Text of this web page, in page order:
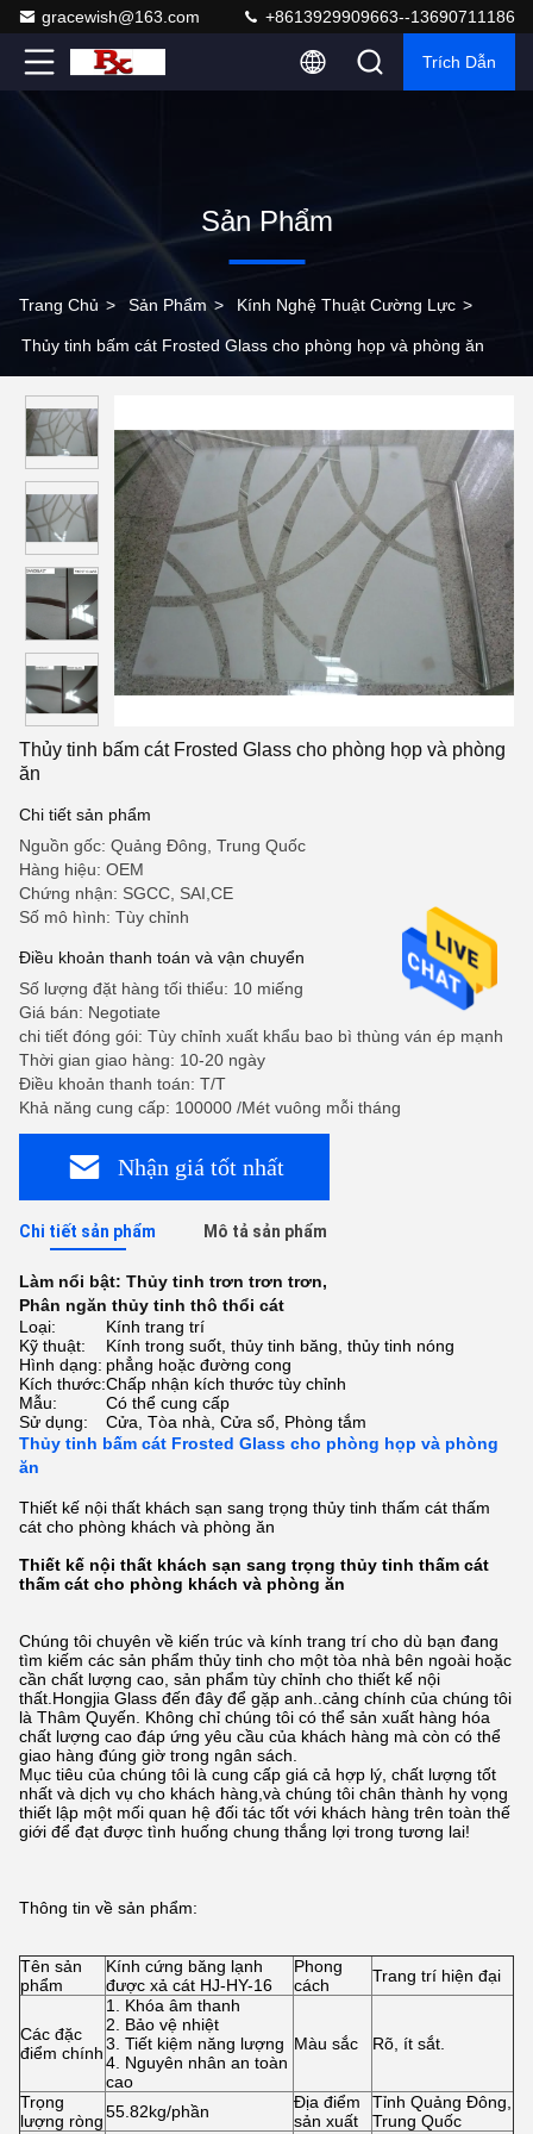
gracewish@163.com +8613929909663--13690711186
Trích Dẫn
Sản Phẩm
Trang Chủ > Sản Phẩm > Kính Nghệ Thuật Cường Lực >
Thủy tinh bấm cát Frosted Glass cho phòng họp và phòng ăn
Thủy tinh bấm cát Frosted Glass cho phòng họp và phòng
ăn
Chi tiết sản phẩm
Nguồn gốc: Quảng Đông, Trung Quốc
Hàng hiệu: OEM
Chứng nhận: SGCC, SAI,CE
Số mô hình: Tùy chỉnh
Điều khoản thanh toán và vận chuyển
Số lượng đặt hàng tối thiểu: 10 miếng
Giá bán: Negotiate
chi tiết đóng gói: Tùy chỉnh xuất khẩu bao bì thùng ván ép mạnh
Thời gian giao hàng: 10-20 ngày
Điều khoản thanh toán: T/T
Khả năng cung cấp: 100000 /Mét vuông mỗi tháng
Nhận giá tốt nhất
Chi tiết sản phẩm Mô tả sản phẩm
Làm nổi bật: Thủy tinh trơn trơn trơn,
Phân ngăn thủy tinh thô thổi cát
Loại:
Kính trang trí
Kỹ thuật:
Kính trong suốt, thủy tinh băng, thủy tinh nóng
Hình dạng: phẳng hoặc đường cong
Kích thước:Chấp nhận kích thước tùy chỉnh
Mẫu:
Có thể cung cấp
Sử dụng:
Cửa, Tòa nhà, Cửa sổ, Phòng tắm
Thủy tinh bấm cát Frosted Glass cho phòng họp và phòng
ăn
Thiết kế nội thất khách sạn sang trọng thủy tinh thấm cát thấm
cát cho phòng khách và phòng ăn
Thiết kế nội thất khách sạn sang trọng thủy tinh thấm cát
thấm cát cho phòng khách và phòng ăn
Chúng tôi chuyên về kiến trúc và kính trang trí cho dù bạn đang
tìm kiếm các sản phẩm thủy tinh cho một tòa nhà bên ngoài hoặc
cần chất lượng cao, sản phẩm tùy chỉnh cho thiết kế nội
thất.Hongjia Glass đến đây để gặp anh..cảng chính của chúng tôi
là Thâm Quyến. Không chỉ chúng tôi có thể sản xuất hàng hóa
chất lượng cao đáp ứng yêu cầu của khách hàng mà còn có thể
giao hàng đúng giờ trong ngân sách.
Mục tiêu của chúng tôi là cung cấp giá cả hợp lý, chất lượng tốt
nhất và dịch vụ cho khách hàng,và chúng tôi chân thành hy vọng
thiết lập một mối quan hệ đối tác tốt với khách hàng trên toàn thế
giới để đạt được tình huống chung thắng lợi trong tương lai!
Thông tin về sản phẩm:
Tên sản
phẩm
Kính cứng băng lạnh
được xả cát HJ-HY-16
Phong
cách
Trang trí hiện đại
Các đặc
điểm chính
1. Khóa âm thanh
2. Bảo vệ nhiệt
3. Tiết kiệm năng lượng
4. Nguyên nhân an toàn
cao
Màu sắc Rõ, ít sắt.
Trọng
lượng ròng55.82kg/phần
Địa điểm
sản xuất
Tỉnh Quảng Đông,
Trung Quốc